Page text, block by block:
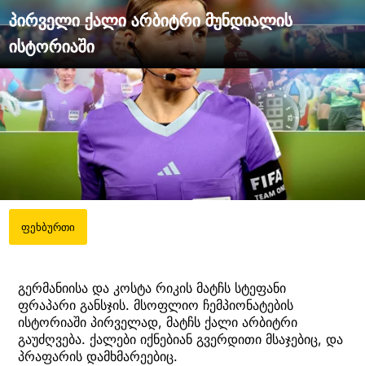
პირველი ქალი არბიტრი მუნდიალის
ისტორიაში
ფეხბურთი
გერმანიისა და კოსტა რიკის მატჩს სტეფანი
ფრაპარი განსჯის. მსოფლიო ჩემპიონატების
ისტორიაში პირველად, მატჩს ქალი არბიტრი
გაუძღვება. ქალები იქნებიან გვერდითი მსაჯებიც, და
პრაფარის დამხმარეებიც.